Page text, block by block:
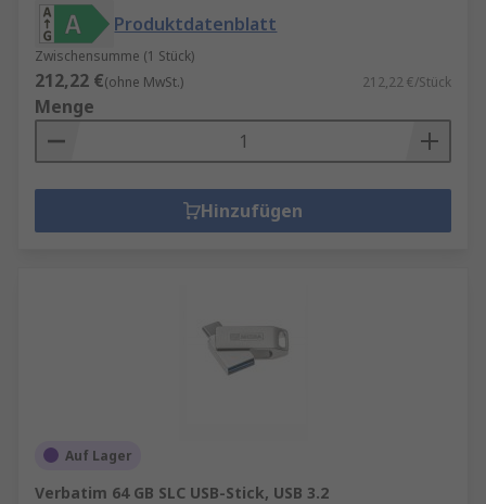
Produktdatenblatt
Zwischensumme (1 Stück)
212,22 €(ohne MwSt.) 212,22 €/Stück
Menge
Hinzufügen
Auf Lager
Verbatim 64 GB SLC USB-Stick, USB 3.2